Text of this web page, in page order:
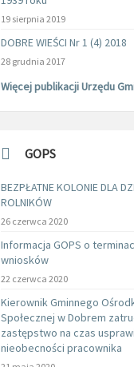
19 sierpnia 2019
DOBRE WIEŚCI Nr 1 (4) 2018
28 grudnia 2017
Więcej publikacji Urzędu
GOPS
BEZPŁATNE KOLONIE DLA
ROLNIKÓW
26 czerwca 2020
Informacja GOPS o
wniosków
22 czerwca 2020
Kierownik Gminnego
Społecznej w Dobrem
zastępstwo na czas
nieobecności pracownika